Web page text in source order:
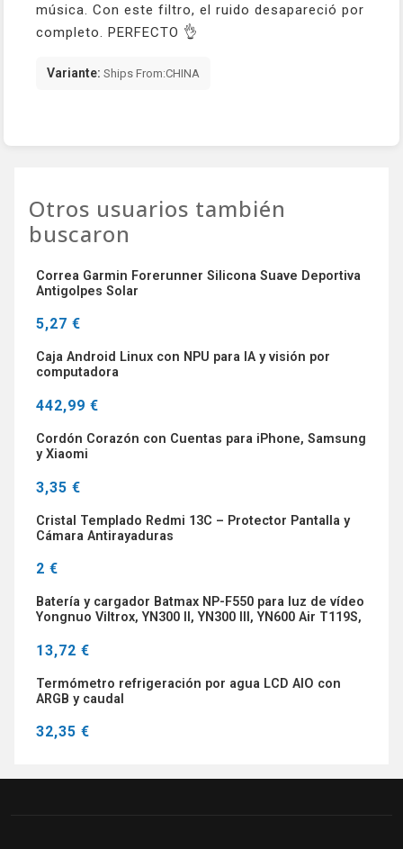
música. Con este filtro, el ruido desapareció por
completo. PERFECTO 👌
Variante: Ships From:CHINA
Otros usuarios también
buscaron
Correa Garmin Forerunner Silicona Suave Deportiva
Antigolpes Solar
5,27 €
Caja Android Linux con NPU para IA y visión por
computadora
442,99 €
Cordón Corazón con Cuentas para iPhone, Samsung
y Xiaomi
3,35 €
Cristal Templado Redmi 13C – Protector Pantalla y
Cámara Antirayaduras
2 €
Batería y cargador Batmax NP-F550 para luz de vídeo
Yongnuo Viltrox, YN300 II, YN300 III, YN600 Air T119S,
13,72 €
Termómetro refrigeración por agua LCD AIO con
ARGB y caudal
32,35 €